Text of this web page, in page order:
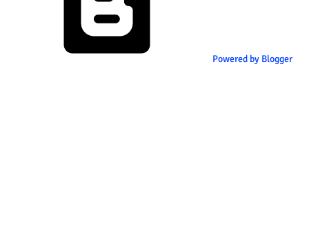
Powered by Blogger